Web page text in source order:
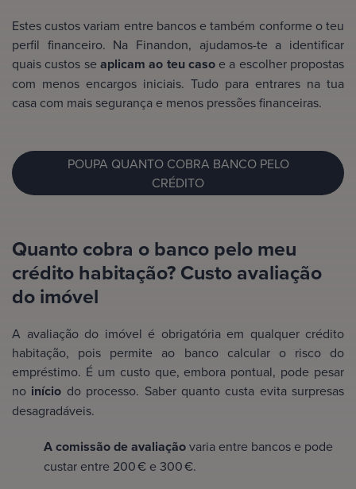
Estes custos variam entre bancos e também conforme o teu
perfil financeiro. Na Finandon, ajudamos-te a identificar
quais custos se aplicam ao teu casoe a escolher propostas
com menos encargos iniciais. Tudo para entrares na tua
casa com mais segurança e menos pressões financeiras.
POUPA QUANTO COBRA BANCO PELO
CRÉDITO
Quanto cobra o banco pelo meu
crédito habitação? Custo avaliação
do imóvel
A avaliação do imóvel é obrigatória em qualquer crédito
habitação, pois permite ao banco calcular o risco do
empréstimo. É um custo que, embora pontual, pode pesar
no início do processo. Saber quanto custa evita surpresas
desagradáveis.
A comissão de avaliaçãovaria entre bancos e pode
custar entre 200 € e 300 €.